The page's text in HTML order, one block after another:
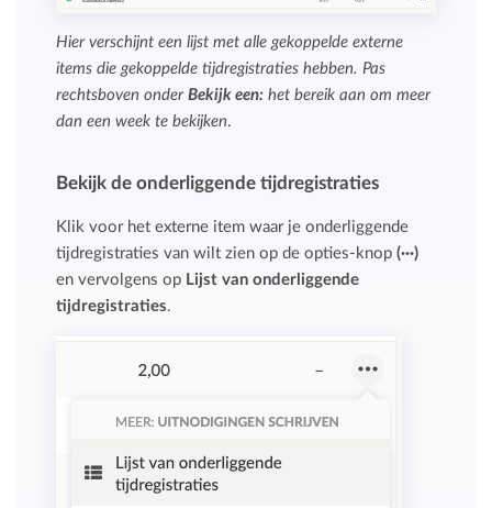
Hier verschijnt een lijst met alle gekoppelde externe
items die gekoppelde tijdregistraties hebben. Pas
rechtsboven onderBekijk een: het bereik aan om meer
dan een week te bekijken.
Bekijk de onderliggende tijdregistraties
Klik voor het externe item waar je onderliggende
tijdregistraties van wilt zien op de opties-knop(···)
en vervolgens op Lijst van onderliggende
tijdregistraties.